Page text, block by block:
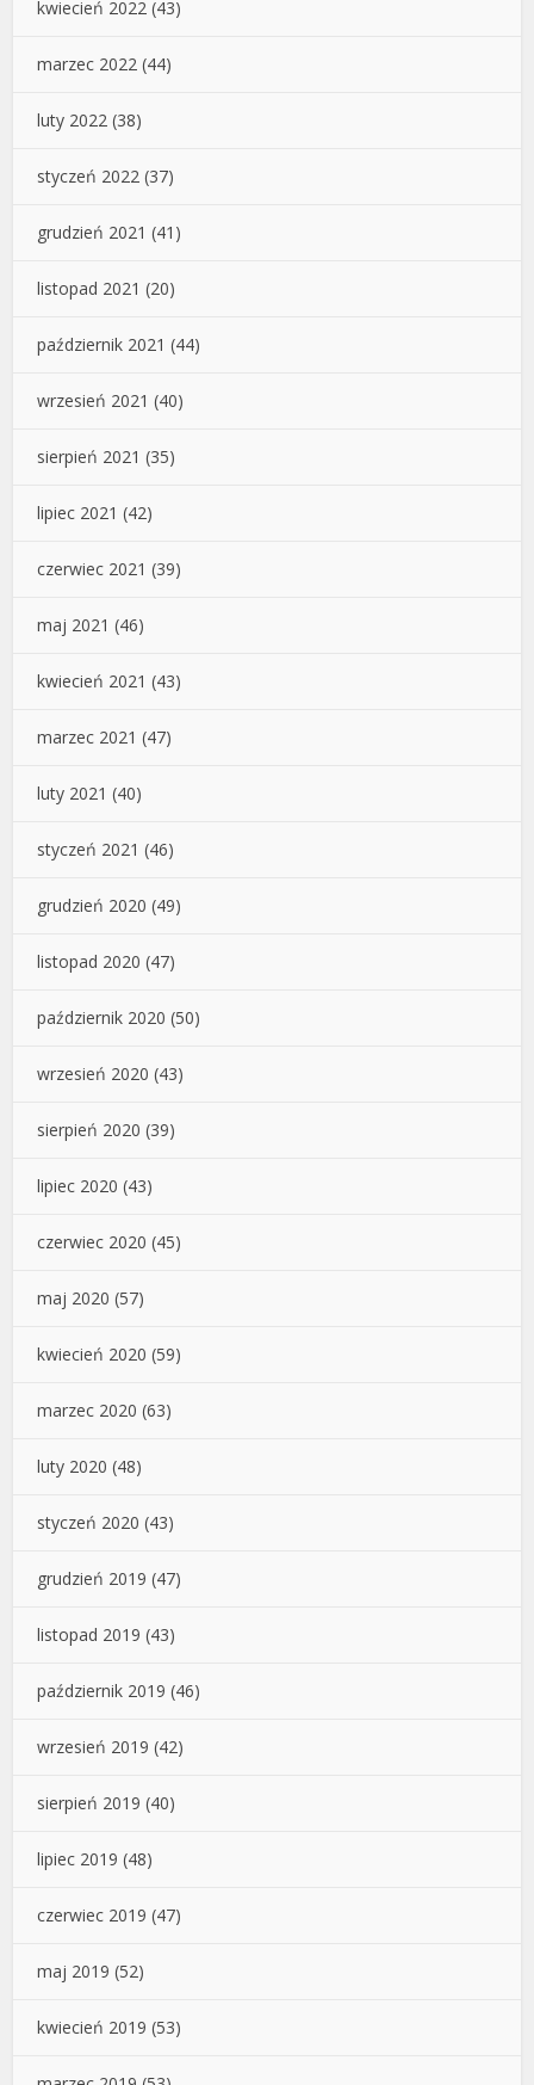
kwiecień 2022 (43)
marzec 2022 (44)
luty 2022 (38)
styczeń 2022 (37)
grudzień 2021 (41)
listopad 2021 (20)
październik 2021 (44)
wrzesień 2021 (40)
sierpień 2021 (35)
lipiec 2021 (42)
czerwiec 2021 (39)
maj 2021 (46)
kwiecień 2021 (43)
marzec 2021 (47)
luty 2021 (40)
styczeń 2021 (46)
grudzień 2020 (49)
listopad 2020 (47)
październik 2020 (50)
wrzesień 2020 (43)
sierpień 2020 (39)
lipiec 2020 (43)
czerwiec 2020 (45)
maj 2020 (57)
kwiecień 2020 (59)
marzec 2020 (63)
luty 2020 (48)
styczeń 2020 (43)
grudzień 2019 (47)
listopad 2019 (43)
październik 2019 (46)
wrzesień 2019 (42)
sierpień 2019 (40)
lipiec 2019 (48)
czerwiec 2019 (47)
maj 2019 (52)
kwiecień 2019 (53)